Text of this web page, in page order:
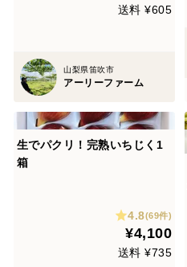
送料 ¥605
山梨県笛吹市
アーリーファーム
生でパクリ！完熟いちじく1
箱
4.8(69件)
¥4,100
送料 ¥735